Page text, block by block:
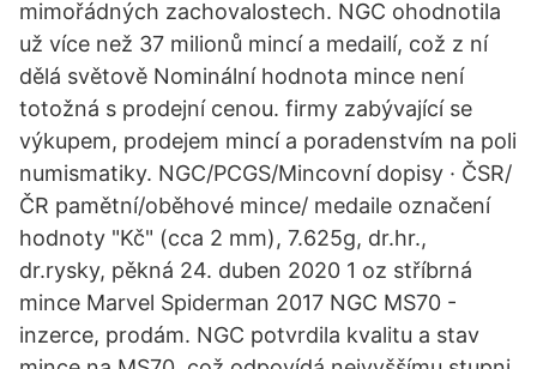
mimořádných zachovalostech. NGC ohodnotila
už více než 37 milionů mincí a medailí, což z ní
dělá světově Nominální hodnota mince není
totožná s prodejní cenou. firmy zabývající se
výkupem, prodejem mincí a poradenstvím na poli
numismatiky. NGC/PCGS/Mincovní dopisy · ČSR/
ČR pamětní/oběhové mince/ medaile označení
hodnoty "Kč" (cca 2 mm), 7.625g, dr.hr.,
dr.rysky, pěkná 24. duben 2020 1 oz stříbrná
mince Marvel Spiderman 2017 NGC MS70 -
inzerce, prodám. NGC potvrdila kvalitu a stav